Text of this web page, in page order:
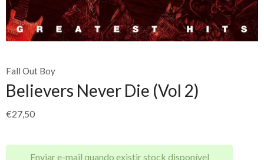
Fall Out Boy
Believers Never Die (Vol 2)
€27,50
Enviar e-mail quando existir stock disponível